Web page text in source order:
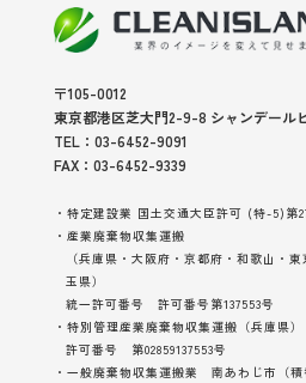
〒105-0012
東京都港区芝大門2-9-8 シャンデール
TEL：03-6452-9091
FAX：03-6452-9339
・特定建設業 国土交通大臣許可 (特-5)第
・産業廃棄物収集運搬
（兵庫県・大阪府・京都府・和歌山・
玉県）
統一許可番号 許可番号第137553号
・特別管理産業廃棄物収集運搬（兵庫県）
許可番号 第02859137553号
・一般廃棄物収集運搬業 南あわじ市（積